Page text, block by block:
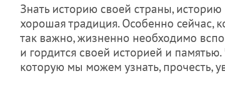
Знать историю своей страны,
хорошая традиция. Особенно сейчас,
так важно, жизненно необходимо
и гордится своей историей и памятью.
которую мы можем узнать, прочесть,